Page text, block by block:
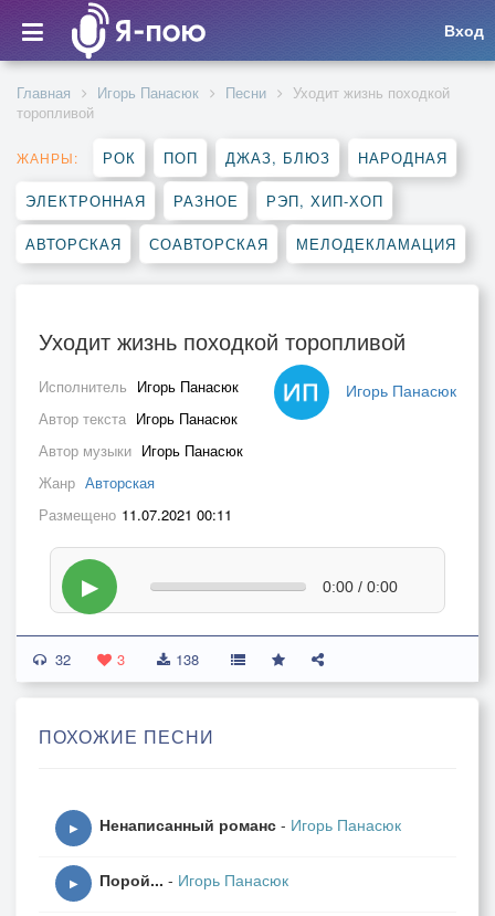
Вход
Главная Игорь Панасюк Песни
Уходит жизнь походкой
торопливой
ЖАНРЫ: РОК ПОП ДЖАЗ, БЛЮЗ НАРОДНАЯ
ЭЛЕКТРОННАЯ РАЗНОЕ РЭП, ХИП-ХОП
АВТОРСКАЯ СОАВТОРСКАЯ МЕЛОДЕКЛАМАЦИЯ
Уходит жизнь походкой торопливой
Игорь Панасюк
Исполнитель Игорь Панасюк
Автор текста Игорь Панасюк
Автор музыки Игорь Панасюк
Жанр Авторская
Размещено 11.07.2021 00:11
▶ 0:00 / 0:00
32 3 138
ПОХОЖИЕ ПЕСНИ
▶ Ненаписанный романс - Игорь Панасюк
▶ Порой... - Игорь Панасюк